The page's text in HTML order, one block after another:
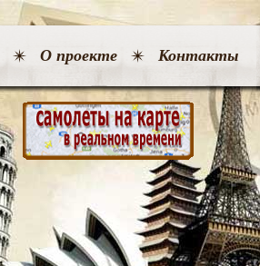
О проекте Контакты